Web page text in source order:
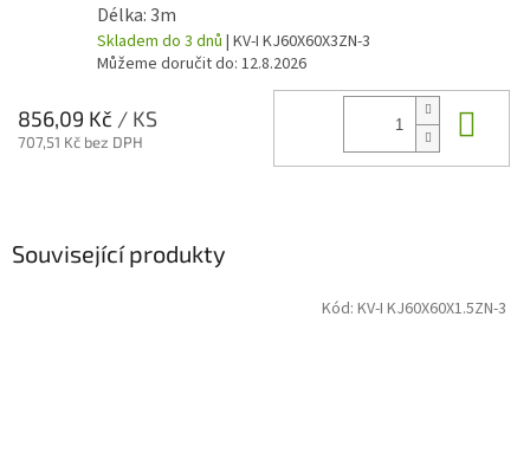
Související produkty
Kód: KV-I KJ60X60X1.5ZN-3
Délka: 3m
Skladem do 3 dnů | KV-I KJ60X60X3ZN-3
Můžeme doručit do: 12.8.2026
856,09 Kč / KS
707,51 Kč bez DPH